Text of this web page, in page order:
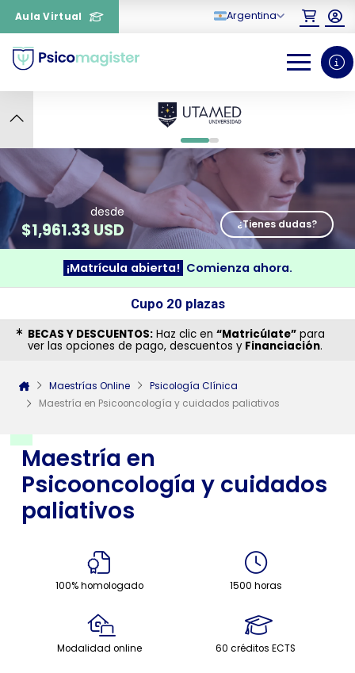
Aula Virtual Argentina
0 1
Maestría en
Psicooncología y cuidados
paliativos
100% homologado 1500 horas
Modalidad online 60 créditos ECTS
desde
$1,961.33 USD ¿Tienes dudas?
¡Matrícula abierta! Comienza ahora.
Cupo 20 plazas
BECAS Y DESCUENTOS: Haz clic en “Matricúlate” para
ver las opciones de pago, descuentos y Financiación.
Maestrías Online
Psicología Clínica
Maestría en Psicooncología y cuidados paliativos
¿Necesitas más información
sobre un curso?